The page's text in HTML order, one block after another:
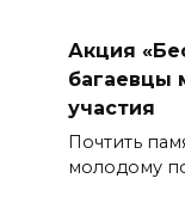
Акция
багаевцы
участия
Почтить
молодому